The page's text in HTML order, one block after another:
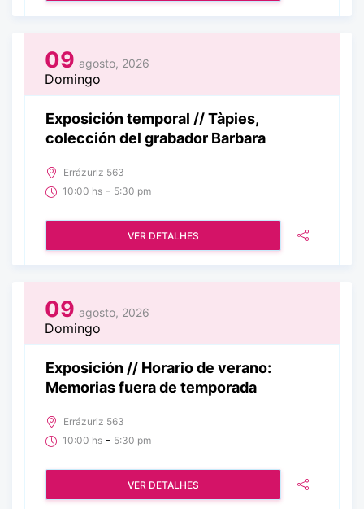
09 agosto, 2026
Domingo
Exposición temporal // Tàpies,
colección del grabador Barbara
Errázuriz 563
10:00 hs - 5:30 pm
VER DETALHES
09 agosto, 2026
Domingo
Exposición // Horario de verano:
Memorias fuera de temporada
Errázuriz 563
10:00 hs - 5:30 pm
VER DETALHES